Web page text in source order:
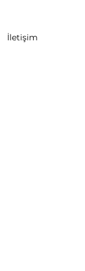
İletişim